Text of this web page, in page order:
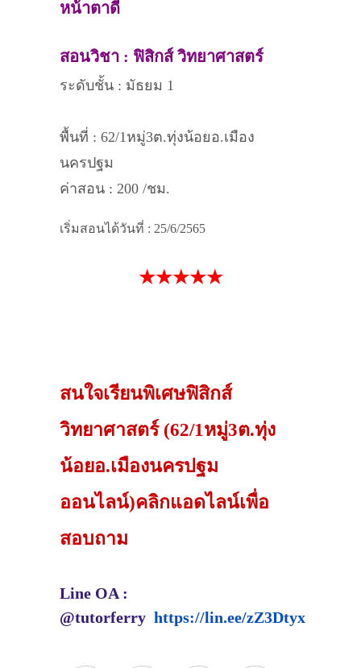
หน้าตาดี
สอนวิชา : ฟิสิกส์ วิทยาศาสตร์
ระดับชั้น : มัธยม 1
พื้นที่ : 62/1หมู่3ต.ทุ่งน้อยอ.เมือง
นครปฐม
ค่าสอน : 200 /ชม.
เริ่มสอนได้วันที่ : 25/6/2565
★★★★★
สนใจเรียนพิเศษฟิสิกส์
วิทยาศาสตร์ (62/1หมู่3ต.ทุ่ง
น้อยอ.เมืองนครปฐม
ออนไลน์)คลิกแอดไลน์เพื่อ
สอบถาม
Line OA :
@tutorferry https://lin.ee/zZ3Dtyx